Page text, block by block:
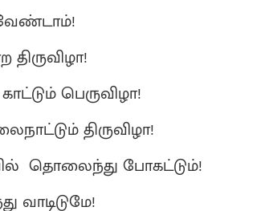
பெருவிழா!
திருவிழா!
தொலைந்து போகட்டும்!
வாடிடுமே!